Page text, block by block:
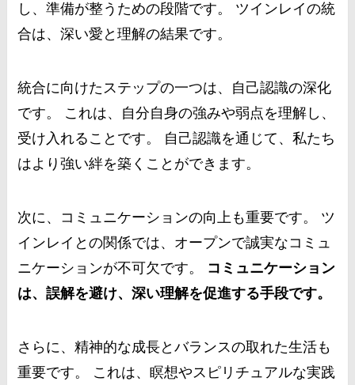
し、準備が整うための段階です。 ツインレイの統
合は、深い愛と理解の結果です。
統合に向けたステップの一つは、自己認識の深化
です。 これは、自分自身の強みや弱点を理解し、
受け入れることです。 自己認識を通じて、私たち
はより強い絆を築くことができます。
次に、コミュニケーションの向上も重要です。 ツ
インレイとの関係では、オープンで誠実なコミュ
ニケーションが不可欠です。 コミュニケーション
は、誤解を避け、深い理解を促進する手段です。
さらに、精神的な成長とバランスの取れた生活も
重要です。 これは、瞑想やスピリチュアルな実践